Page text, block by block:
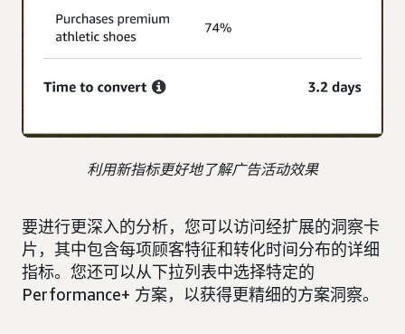
利用新指标更好地了解广告活动效果
要进行更深入的分析，您可以访问经扩展的洞察卡
片，其中包含每项顾客特征和转化时间分布的详细
指标。您还可以从下拉列表中选择特定的
Performance+ 方案，以获得更精细的方案洞察。